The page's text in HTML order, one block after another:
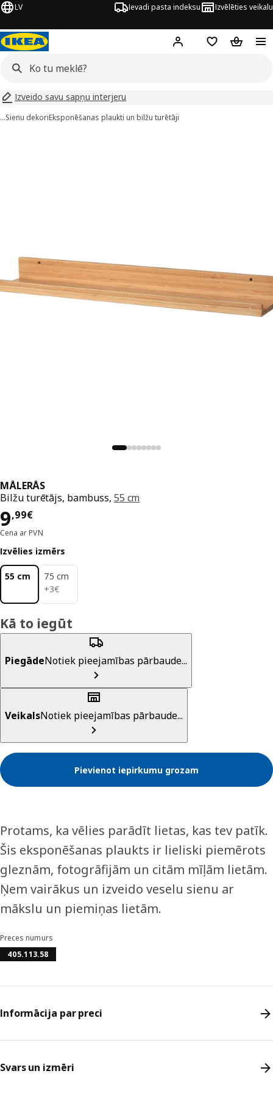
LV Ievadi pasta indeksu Izvēlēties veikalu
Hej! Pierakstīties
PirkumuPirkumu
Izveido savu sapņu interjeru
…Sienu dekoriEksponēšanas plaukti un bilžu turētāji
MÅLERÅS
Bilžu turētājs, bambuss, 55 cm
9,99€
Cena 9,99€
Cena ar PVN
Izvēlies izmērs
55 cm
75 cm
+3€
3€
Kā to iegūt
PiegādeNotiek pieejamības pārbaude...
VeikalsNotiek pieejamības pārbaude...
Pievienot iepirkumu grozam
Protams, ka vēlies parādīt lietas, kas tev patīk.
Šis eksponēšanas plaukts ir lieliski piemērots
gleznām, fotogrāfijām un citām mīļām lietām.
Ņem vairākus un izveido veselu sienu ar
mākslu un piemiņas lietām.
Preces numurs
405.113.58
Informācija par preci
Svars un izmēri